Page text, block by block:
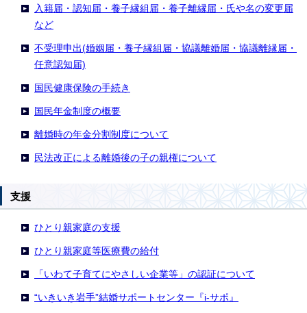
入籍届・認知届・養子縁組届・養子離縁届・氏や名の変更届
など
不受理申出(婚姻届・養子縁組届・協議離婚届・協議離縁届・
任意認知届)
国民健康保険の手続き
国民年金制度の概要
離婚時の年金分割制度について
民法改正による離婚後の子の親権について
支援
ひとり親家庭の支援
ひとり親家庭等医療費の給付
「いわて子育てにやさしい企業等」の認証について
“いきいき岩手”結婚サポートセンター『i‐サポ』